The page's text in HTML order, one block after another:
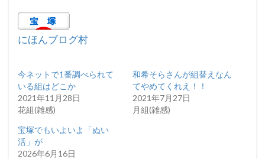
にほんブログ村
今ネットで1番調べられて
いる組はどこか
2021年11月28日
花組(雑感)
和希そらさんが組替えなん
てやめてくれえ！！
2021年7月27日
月組(雑感)
宝塚でもいよいよ「ぬい
活」が
2026年6月16日